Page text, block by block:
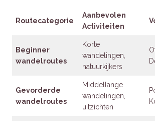
Routecategorie
Aanbevolen
Activiteiten
Beginner
wandelroutes
Korte
wandelingen,
natuurkijkers
Gevorderde
wandelroutes
Middellange
wandelingen,
uitzichten